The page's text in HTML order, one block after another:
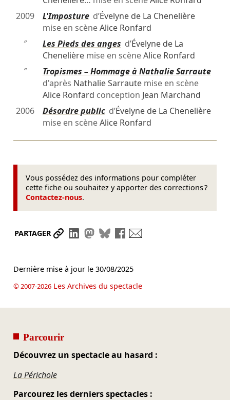
2009
L'Impostured’Évelyne de La Chenelière
mise en scèneAlice Ronfard
″
Les Pieds des anges d’Évelyne de La
Chenelièremise en scèneAlice Ronfard
″
Tropismes – Hommage à Nathalie Sarraute
d'après Nathalie Sarrautemise en scène
Alice Ronfard conception Jean Marchand
2006
Désordre publicd’Évelyne de La Chenelière
mise en scèneAlice Ronfard
Vous possédez des informations pour compléter
cette fiche ou souhaitez y apporter des corrections ?
Contactez-nous.
PARTAGER Partager le lien
Partager sur LinkedIn
Partager sur Mastodon
Partager sur Bluesky
Partager sur Facebook
Dernière mise à jour le 30/08/2025
© 2007-2026Les Archives du spectacle
Parcourir
Découvrez un spectacle au hasard :
La Périchole
Parcourez les derniers spectacles :